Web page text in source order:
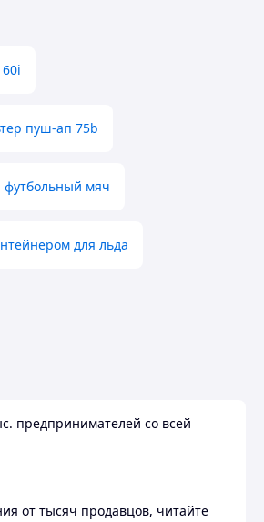
пуш-ап 75b
футбольный мяч
для льда
предпринимателей со всей
от тысяч продавцов, читайте